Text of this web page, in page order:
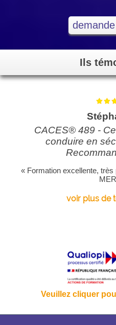
Ils
CACES® 489 -
conduire en
« Formation excellente,
voir plus de
Veuillez cliquer